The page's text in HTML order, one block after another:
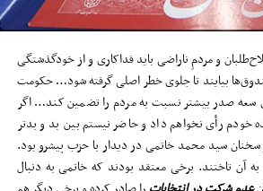
و مردمِ ناراضی باید فداکاری و از خودگذشتگی
بیایند تا جلوی خطر اصلی گرفته شود… حکومت
سعه صدر بیشتر نسبت به مردم را تضمین کند… اگر
خودم رأی نخواهم داد و حاضر نیستم بین بد و بدتر
سید محمد خاتمی در دیدار با حزب پیشرو بود.
آن تاختند. برخی معتقد بودند که خاتمی به دنبال